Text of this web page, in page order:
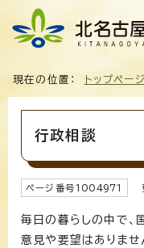
現在の位置： トップページ
行政相談
ページ番号1004971
毎日の暮らしの中で、
意見や要望はありませ